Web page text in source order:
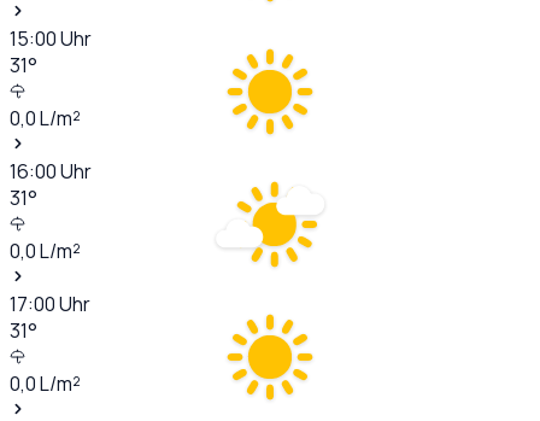
15:00Uhr
31°
0,0L/m²
16:00Uhr
31°
0,0L/m²
17:00Uhr
31°
0,0L/m²